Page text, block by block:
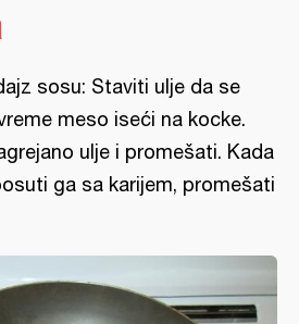
sosu: Staviti ulje da se
meso iseći na kocke.
ulje i promešati. Kada
ga sa karijem, promešati